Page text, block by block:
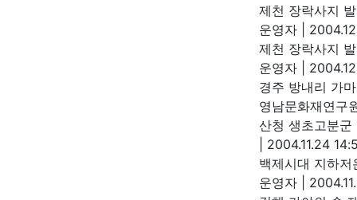
제천 장락사지
운영자
제천 장락사지
운영자
경주 방내리 가
영남문화재연구
산청 생초고분군
2004.11.24
백제시대 지하
운영자